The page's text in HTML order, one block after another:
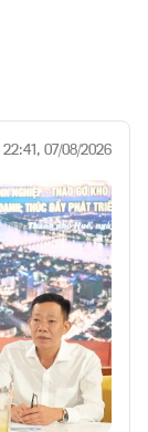
22:41, 07/08/2026